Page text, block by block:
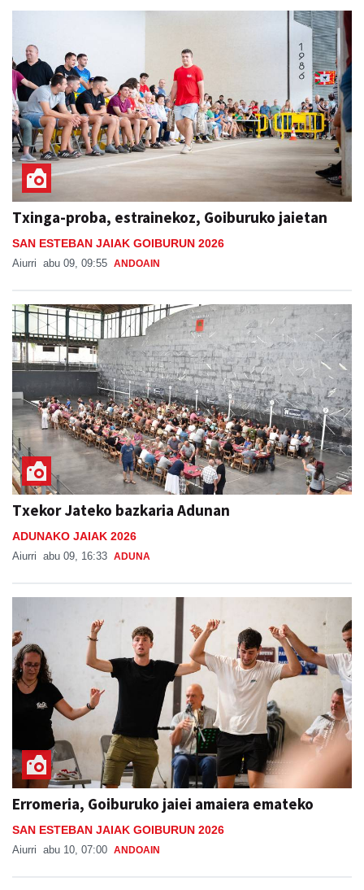
Txinga-proba, estrainekoz, Goiburuko jaietan
SAN ESTEBAN JAIAK GOIBURUN 2026
Aiurri abu 09, 09:55 ANDOAIN
Txekor Jateko bazkaria Adunan
ADUNAKO JAIAK 2026
Aiurri abu 09, 16:33 ADUNA
Erromeria, Goiburuko jaiei amaiera emateko
SAN ESTEBAN JAIAK GOIBURUN 2026
Aiurri abu 10, 07:00 ANDOAIN